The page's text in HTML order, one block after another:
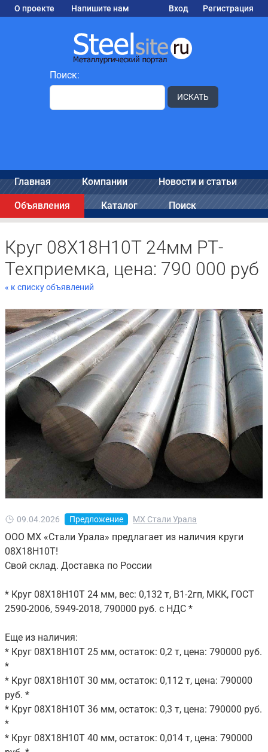
О проекте Напишите нам Вход Регистрация
Поиск:
ИСКАТЬ
Главная Компании Новости и статьи
Объявления Каталог Поиск
Круг 08Х18Н10Т 24мм РТ-
Техприемка, цена: 790 000 руб
« к списку объявлений
09.04.2026 Предложение МХ Стали Урала
ООО МХ «Стали Урала» предлагает из наличия круги
08Х18Н10Т!
Свой склад. Доставка по России
* Круг 08Х18Н10Т 24 мм, вес: 0,132 т, В1-2гп, МКК, ГОСТ
2590-2006, 5949-2018, 790000 руб. с НДС *
Еще из наличия:
* Круг 08Х18Н10Т 25 мм, остаток: 0,2 т, цена: 790000 руб.
*
* Круг 08Х18Н10Т 30 мм, остаток: 0,112 т, цена: 790000
руб. *
* Круг 08Х18Н10Т 36 мм, остаток: 0,3 т, цена: 790000 руб.
*
* Круг 08Х18Н10Т 40 мм, остаток: 0,014 т, цена: 790000